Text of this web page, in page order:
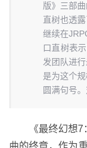
版》三部
直树也透
继续在
口直树表
发团队进
是为这个
圆满句号
《最终幻想7：